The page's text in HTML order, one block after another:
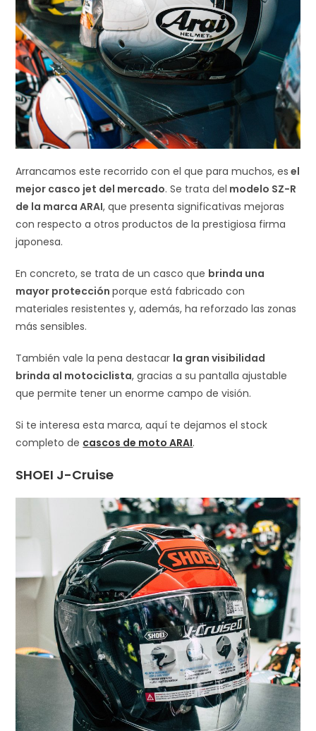
Arrancamos este recorrido con el que para muchos, es el
mejor casco jet del mercado. Se trata del modelo SZ-R
de la marca ARAI, que presenta significativas mejoras
con respecto a otros productos de la prestigiosa firma
japonesa.
En concreto, se trata de un casco que brinda una
mayor protecciónporque está fabricado con
materiales resistentes y, además, ha reforzado las zonas
más sensibles.
También vale la pena destacar la gran visibilidad
brinda al motociclista, gracias a su pantalla ajustable
que permite tener un enorme campo de visión.
Si te interesa esta marca, aquí te dejamos el stock
completo de cascos de moto ARAI.
SHOEI J-Cruise